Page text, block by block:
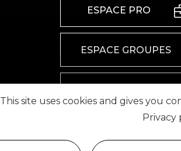
ESPACE PRO
ESPACE GROUPES
This site uses cookies and gives you
Privacy